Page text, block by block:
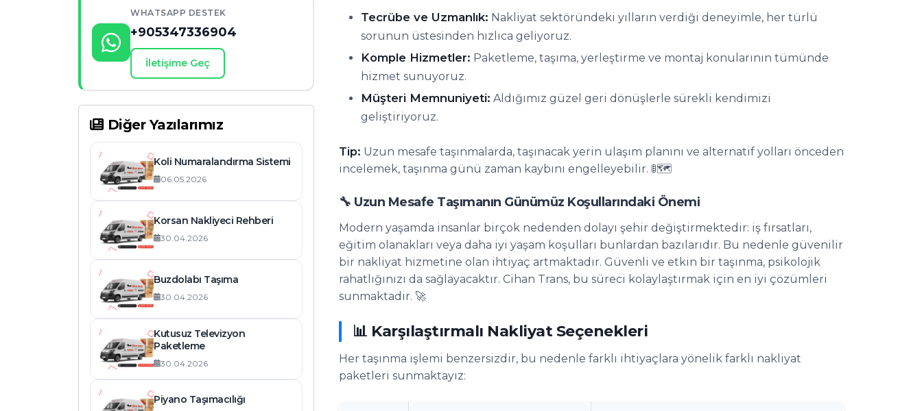
3. Eşyalarım taşınırken sigortalı olacak
mı?
4. Şehirlerarası nakliyat hizmeti veren
iller hangileridir?
5. Taşınma gününü nasıl
planlayabilirim?
📢 Çağrı: Hareket Zamanı Geldi!
WHATSAPP DESTEK
+905347336904
İletişime Geç
Diğer Yazılarımız
Koli Numaralandırma Sistemi
06.05.2026
Korsan Nakliyeci Rehberi
30.04.2026
Buzdolabı Taşıma
30.04.2026
Kutusuz Televizyon
Paketleme
30.04.2026
Piyano Taşımacılığı
Tecrübe ve Uzmanlık: Nakliyat sektöründeki yılların verdiği deneyimle, her türlü
sorunun üstesinden hızlıca geliyoruz.
Komple Hizmetler: Paketleme, taşıma, yerleştirme ve montaj konularının tümünde
hizmet sunuyoruz.
Müşteri Memnuniyeti: Aldığımız güzel geri dönüşlerle sürekli kendimizi
geliştiriyoruz.
Tip: Uzun mesafe taşınmalarda, taşınacak yerin ulaşım planını ve alternatif yolları önceden
incelemek, taşınma günü zaman kaybını engelleyebilir. 🚦🗺️
🔧 Uzun Mesafe Taşımanın Günümüz Koşullarındaki Önemi
Modern yaşamda insanlar birçok nedenden dolayı şehir değiştirmektedir: iş fırsatları,
eğitim olanakları veya daha iyi yaşam koşulları bunlardan bazılarıdır. Bu nedenle güvenilir
bir nakliyat hizmetine olan ihtiyaç artmaktadır. Güvenli ve etkin bir taşınma, psikolojik
rahatlığınızı da sağlayacaktır. Cihan Trans, bu süreci kolaylaştırmak için en iyi çözümleri
sunmaktadır. 🚀
📊 Karşılaştırmalı Nakliyat Seçenekleri
Her taşınma işlemi benzersizdir, bu nedenle farklı ihtiyaçlara yönelik farklı nakliyat
paketleri sunmaktayız: